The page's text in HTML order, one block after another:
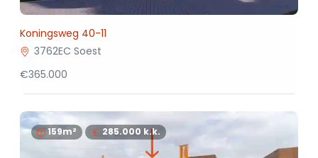
Koningsweg 40-11
3762EC Soest
€365.000
159m² 285.000 k.k.